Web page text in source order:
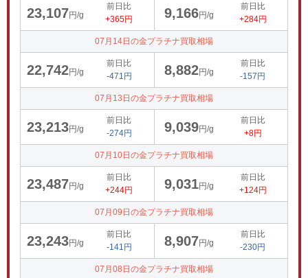
23,107円/g
前日比
+365円
9,166円/g
前日比
+284円
07月14日の金プラチナ買取相場
22,742円/g
前日比
-471円
8,882円/g
前日比
-157円
07月13日の金プラチナ買取相場
23,213円/g
前日比
-274円
9,039円/g
前日比
+8円
07月10日の金プラチナ買取相場
23,487円/g
前日比
+244円
9,031円/g
前日比
+124円
07月09日の金プラチナ買取相場
23,243円/g
前日比
-141円
8,907円/g
前日比
-230円
07月08日の金プラチナ買取相場